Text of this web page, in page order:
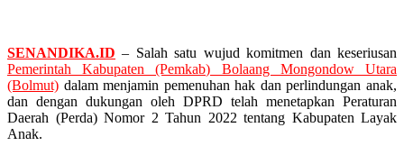
SENANDIKA.ID – Salah satu wujud komitmen dan keseriusan
Pemerintah Kabupaten (Pemkab) Bolaang Mongondow Utara
(Bolmut) dalam menjamin pemenuhan hak dan perlindungan anak,
dan dengan dukungan oleh DPRD telah menetapkan Peraturan
Daerah (Perda) Nomor 2 Tahun 2022 tentang Kabupaten Layak
Anak.